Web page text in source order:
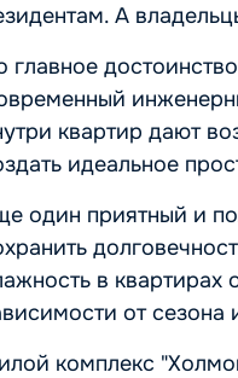
А
главное
квартир дают
идеальное
один приятный и
в
от сезона
комплекс